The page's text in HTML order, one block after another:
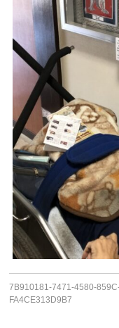
7B910181-7471-4580-
FA4CE313D9B7